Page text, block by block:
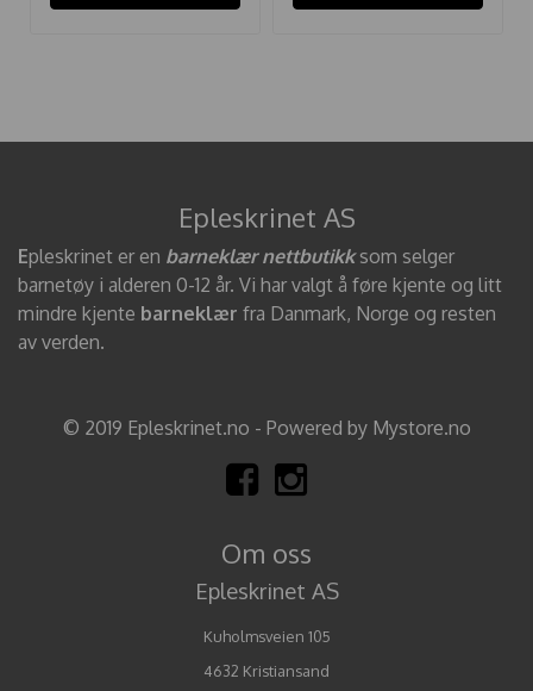
Epleskrinet AS
Epleskrinet er en barneklær nettbutikksom selger
barnetøy i alderen 0-12 år. Vi har valgt å føre kjente og litt
mindre kjente barneklær fra Danmark, Norge og resten
av verden.
© 2019 Epleskrinet.no - Powered by Mystore.no
Om oss
Epleskrinet AS
Kuholmsveien 105
4632 Kristiansand